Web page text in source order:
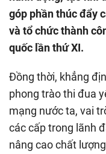
góp phần thúc đẩy
và tổ chức thành
quốc lần thứ XI.
Đồng thời, khẳng
phong trào thi đua
mạng nước ta, vai
các cấp trong lãnh
nâng cao chất